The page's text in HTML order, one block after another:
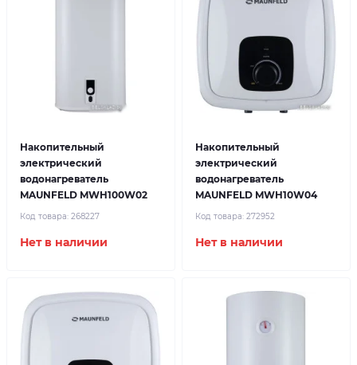
Накопительный
электрический
водонагреватель
MAUNFELD MWH100W02
Код товара: 268227
Нет в наличии
Накопительный
электрический
водонагреватель
MAUNFELD MWH10W04
Код товара: 272952
Нет в наличии